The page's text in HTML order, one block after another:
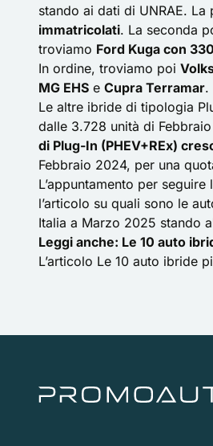
stando ai dati di UNRAE.
immatricolati. La seconda
troviamo Ford Kuga con
In ordine, troviamo poi
MG EHS e Cupra Terramar.
Le altre ibride di tipologia
dalle 3.728 unità di
di Plug-In (PHEV+REx)
Febbraio 2024, per una
L’appuntamento per
l’articolo su quali sono le
Italia a Marzo 2025 stando
Leggi anche: Le 10 auto
L’articolo Le 10 auto ibride